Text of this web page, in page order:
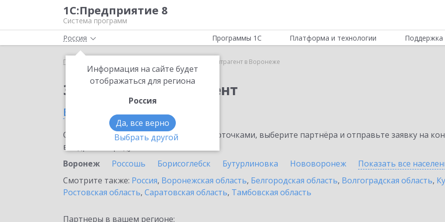
1С:Предприятие 8
Система программ
Россия
Информация на сайте будет
отображаться для региона
Россия
Да, все верно
Выбрать другой
Программы 1С Платформа и технологии Поддержка
Главная 1С:Контрагент в Воронеже
Заказать 1С:Контрагент
в Воронеже
Ознакомьтесь с информационными карточками, выберите партнёра и отправьте заявку на
внедрение продукта.
Воронеж
Россошь Борисоглебск Бутурлиновка Нововоронеж Показать все
Смотрите также: Россия, Воронежская область, Белгородская область, Волгоградская область,
Ростовская область, Саратовская область, Тамбовская область
Партнеры в вашем регионе: